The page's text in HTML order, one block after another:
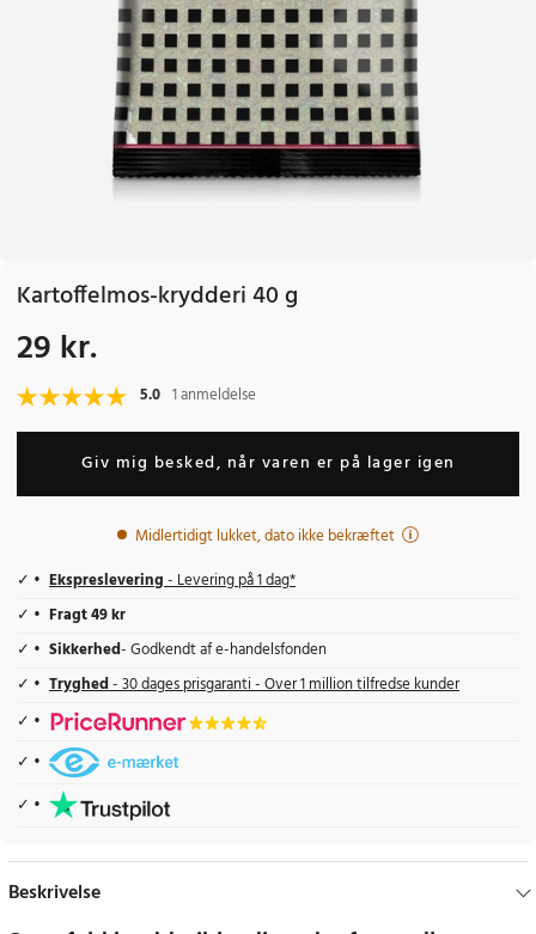
Kartoffelmos-krydderi 40 g
Pris: 29 kr.
29 kr.
5.0 1 anmeldelse
Giv mig besked, når varen er på lager igen
Midlertidigt lukket, dato ikke bekræftet
Ekspreslevering- Levering på 1 dag*
Fragt 49 kr
Sikkerhed- Godkendt af e-handelsfonden
Tryghed- 30 dages prisgaranti - Over 1 million tilfredse kunder
Beskrivelse